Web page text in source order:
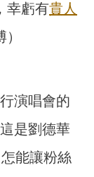
幸虧有貴人
演唱會的
是劉德華
能讓粉絲